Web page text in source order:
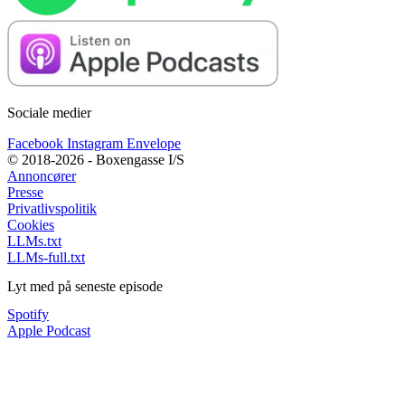
Sociale medier
Facebook Instagram Envelope
© 2018-2026 - Boxengasse I/S
Annoncører
Presse
Privatlivspolitik
Cookies
LLMs.txt
LLMs-full.txt
Lyt med på seneste episode
Spotify
Apple Podcast